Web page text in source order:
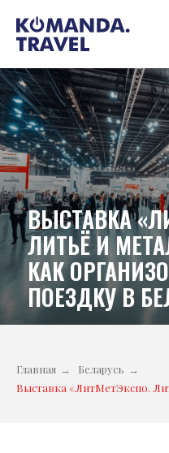
ВЫСТАВКА
ЛИТЬЁ И
КАК
ПОЕЗДКУ В
Главная → Беларусь →
Выставка «ЛитМетЭкспо.